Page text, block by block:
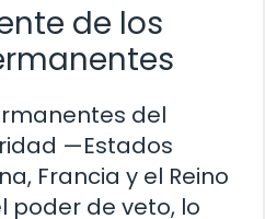
de los
del
—Estados
Francia y el Reino
poder de veto, lo